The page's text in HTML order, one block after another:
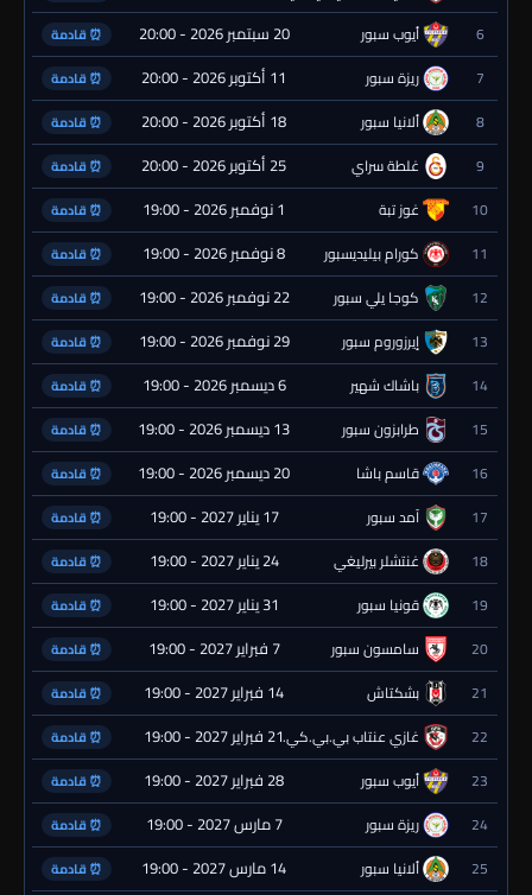
6 أيوب سبور 20 سبتمبر 2026 - 20:00 ⏰ قادمة
7 ريزة سبور 11 أكتوبر 2026 - 20:00 ⏰ قادمة
8 ألانيا سبور 18 أكتوبر 2026 - 20:00 ⏰ قادمة
9 غلطة سراي 25 أكتوبر 2026 - 20:00 ⏰ قادمة
10 غوز تبة 1 نوفمبر 2026 - 19:00 ⏰ قادمة
11 كورام بيليديسبور 8 نوفمبر 2026 - 19:00 ⏰ قادمة
12 كوجا يلي سبور 22 نوفمبر 2026 - 19:00 ⏰ قادمة
13 إيرزوروم سبور 29 نوفمبر 2026 - 19:00 ⏰ قادمة
14 باشاك شهير 6 ديسمبر 2026 - 19:00 ⏰ قادمة
15 طرابزون سبور 13 ديسمبر 2026 - 19:00 ⏰ قادمة
16 قاسم باشا 20 ديسمبر 2026 - 19:00 ⏰ قادمة
17 آمد سبور 17 يناير 2027 - 19:00 ⏰ قادمة
18 غنتشلر بيرليغي 24 يناير 2027 - 19:00 ⏰ قادمة
19 قونيا سبور 31 يناير 2027 - 19:00 ⏰ قادمة
20 سامسون سبور 7 فبراير 2027 - 19:00 ⏰ قادمة
21 بشكتاش 14 فبراير 2027 - 19:00 ⏰ قادمة
22 غازي عنتاب بي.بي.كي.21 فبراير 2027 - 19:00 ⏰ قادمة
23 أيوب سبور 28 فبراير 2027 - 19:00 ⏰ قادمة
24 ريزة سبور 7 مارس 2027 - 19:00 ⏰ قادمة
25 ألانيا سبور 14 مارس 2027 - 19:00 ⏰ قادمة